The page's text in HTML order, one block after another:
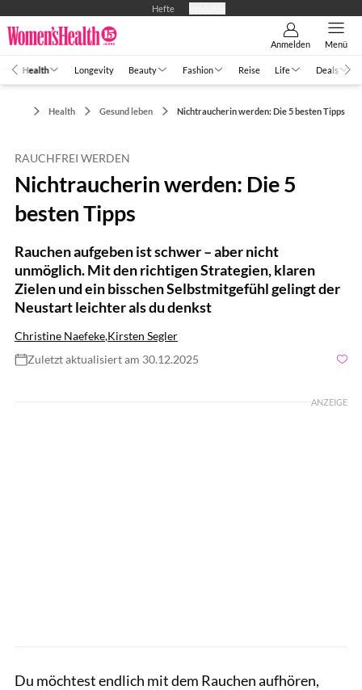
Hefte
Anmelden Menü
Health Longevity Beauty Fashion Reise Life Deals
Health Gesund leben Nichtraucherin werden: Die 5 besten Tipps
RAUCHFREI WERDEN
Nichtraucherin werden: Die 5
besten Tipps
Rauchen aufgeben ist schwer – aber nicht
unmöglich. Mit den richtigen Strategien, klaren
Zielen und ein bisschen Selbstmitgefühl gelingt der
Neustart leichter als du denkst
Christine Naefeke,Kirsten Segler
Zuletzt aktualisiert am 30.12.2025
ANZEIGE
Du möchtest endlich mit dem Rauchen aufhören,